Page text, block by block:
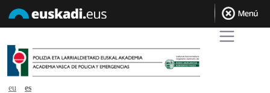
eu
es